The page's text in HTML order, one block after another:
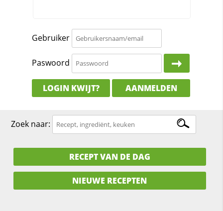
Gebruiker
Paswoord
LOGIN KWIJT? AANMELDEN
Zoek naar:
RECEPT VAN DE DAG
NIEUWE RECEPTEN